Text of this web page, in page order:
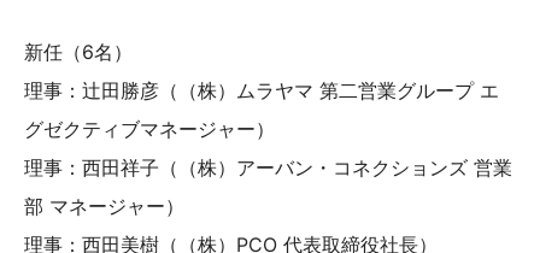
新任（6名）
理事：辻田勝彦（（株）ムラヤマ 第二営業グループ エ
グゼクティブマネージャー）
理事：西田祥子（（株）アーバン・コネクションズ 営業
部 マネージャー）
理事：西田美樹（（株）PCO 代表取締役社長）